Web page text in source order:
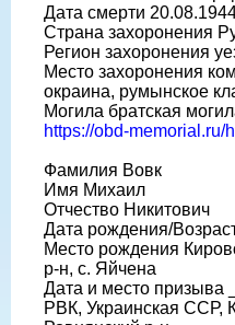
Дата смерти
Страна захоронения
Регион захоронения
Место захоронения
окраина, румынское
Могила братская
https://obd-memorial.ru/
Фамилия Вовк
Имя Михаил
Отчество Никитович
Дата рождения/
Место рождения
р-н, с. Яйчена
Дата и место призыва
РВК, Украинская ССР,